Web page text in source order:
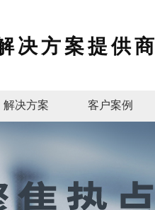
决方案提供商
解决方案 客户案例